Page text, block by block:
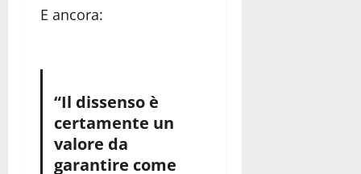
E ancora:
“Il dissenso è
certamente un
valore da
garantire come